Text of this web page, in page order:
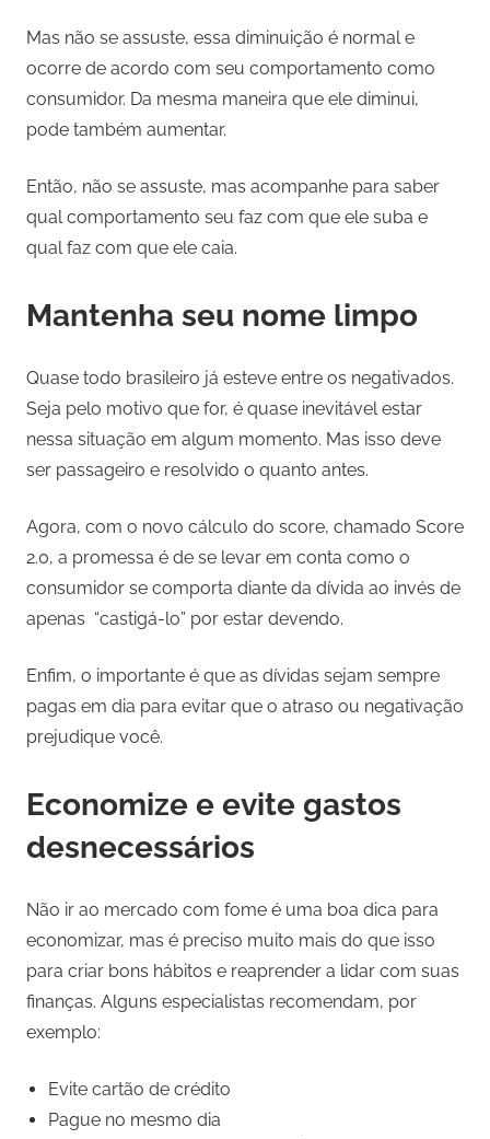
Mas não se assuste, essa diminuição é normal e
ocorre de acordo com seu comportamento como
consumidor. Da mesma maneira que ele diminui,
pode também aumentar.
Então, não se assuste, mas acompanhe para saber
qual comportamento seu faz com que ele suba e
qual faz com que ele caia.
Mantenha seu nome limpo
Quase todo brasileiro já esteve entre os negativados.
Seja pelo motivo que for, é quase inevitável estar
nessa situação em algum momento. Mas isso deve
ser passageiro e resolvido o quanto antes.
Agora, com o novo cálculo do score, chamado Score
2.0, a promessa é de se levar em conta como o
consumidor se comporta diante da dívida ao invés de
apenas “castigá-lo” por estar devendo.
Enfim, o importante é que as dívidas sejam sempre
pagas em dia para evitar que o atraso ou negativação
prejudique você.
Economize e evite gastos
desnecessários
Não ir ao mercado com fome é uma boa dica para
economizar, mas é preciso muito mais do que isso
para criar bons hábitos e reaprender a lidar com suas
finanças. Alguns especialistas recomendam, por
exemplo:
Evite cartão de crédito
Pague no mesmo dia